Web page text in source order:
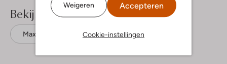
Weigeren Accepteren
Cookie-instellingen
Bekijk meer
Maxi jurken Louizon